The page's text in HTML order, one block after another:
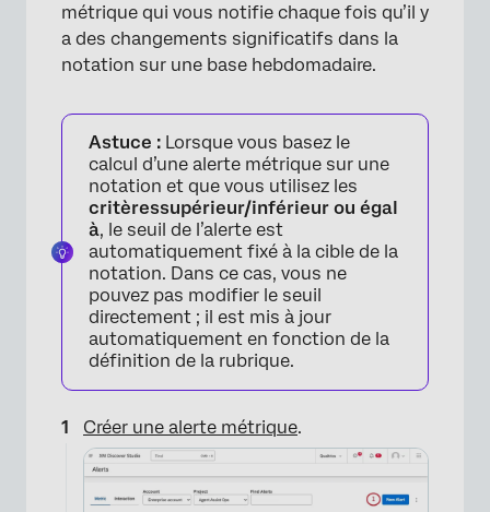
métrique qui vous notifie chaque fois qu’il y
a des changements significatifs dans la
notation sur une base hebdomadaire.
Astuce : Lorsque vous basez le
calcul d’une alerte métrique sur une
notation et que vous utilisez les
critèressupérieur/inférieur ou égal
à, le seuil de l’alerte est
automatiquement fixé à la cible de la
notation. Dans ce cas, vous ne
pouvez pas modifier le seuil
directement ; il est mis à jour
automatiquement en fonction de la
définition de la rubrique.
Créer une alerte métrique.